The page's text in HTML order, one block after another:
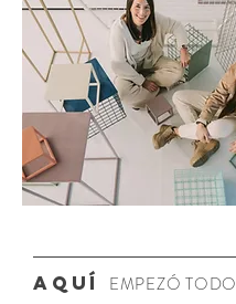
aquí
EMPEZÓ TODO